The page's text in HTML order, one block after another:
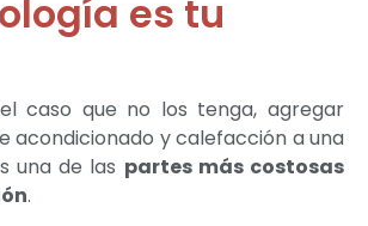
es tu
caso que no los tenga, agregar
acondicionado y calefacción a una
una de las partes más costosas
.